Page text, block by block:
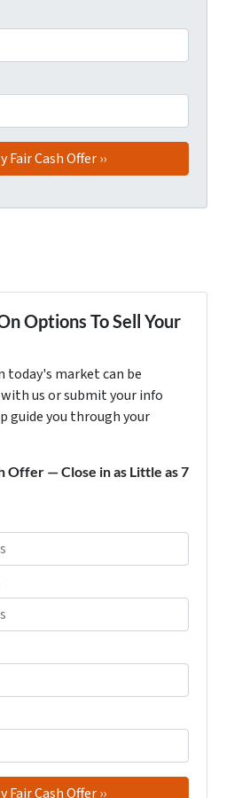
Options To Sell Your
today's market can be
us or submit your info
guide you through your
Offer — Close in as Little as 7